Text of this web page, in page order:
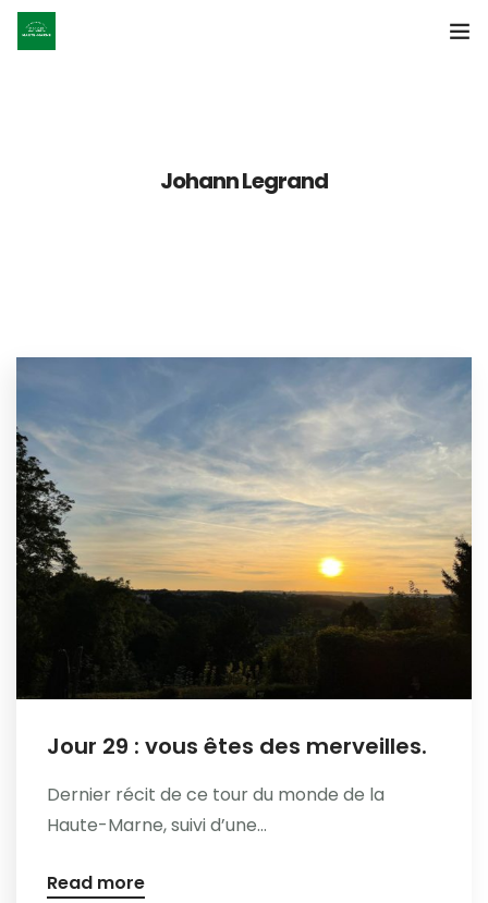
Le livre
Johann Legrand
Jour 29 : vous êtes des merveilles.
Dernier récit de ce tour du monde de la
Haute-Marne, suivi d’une...
Read more